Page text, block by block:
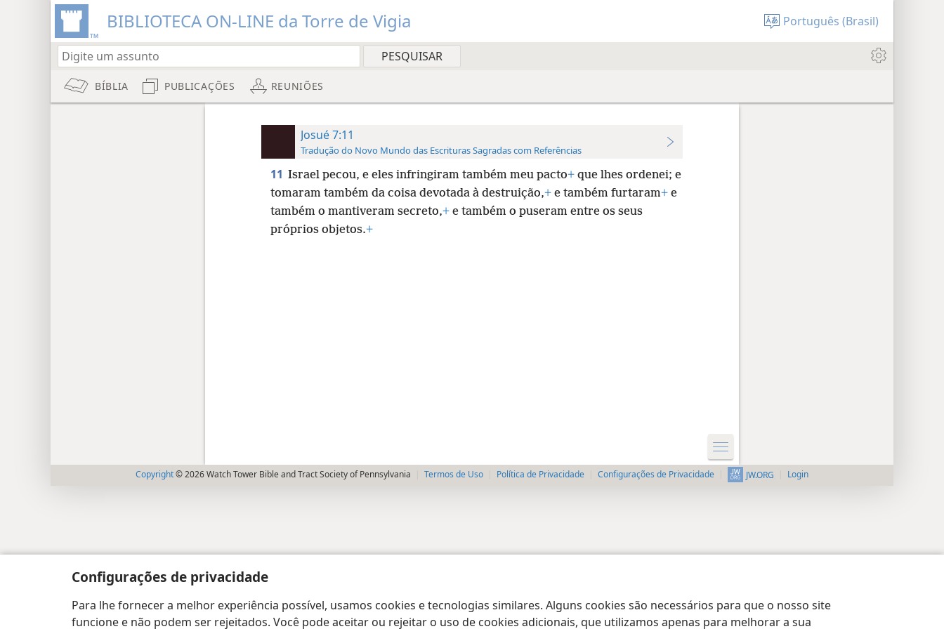
Configurações de privacidade
Para lhe fornecer a melhor experiência possível, usamos cookies e tecnologias similares. Alguns cookies são necessários para que o nosso site
funcione e não podem ser rejeitados. Você pode aceitar ou rejeitar o uso de cookies adicionais, que utilizamos apenas para melhorar a sua
BIBLIOTECA ON-LINE da Torre de Vigia Português (Brasil)
BÍBLIA PUBLICAÇÕES REUNIÕES
Josué 7:11
Tradução do Novo Mundo das Escrituras Sagradas com Referências
11 Israel pecou, e eles infringiram também meu pacto+que lhes ordenei; e
tomaram também da coisa devotada à destruição,+e também furtaram+e
também o mantiveram secreto,+e também o puseram entre os seus
próprios objetos.+
Copyright© 2026 Watch Tower Bible and Tract Society of Pennsylvania Termos de Uso Política de Privacidade Configurações de Privacidade JW.ORG Login